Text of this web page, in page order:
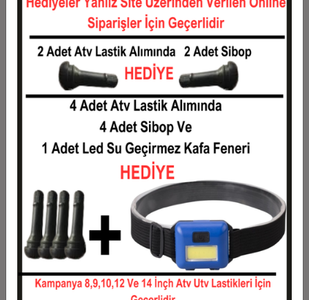
12
5.010,43 TL 60.125,19 TL
Taksit Taksit Tutarı
Toplam Tutar
1
48.488,06 TL
48.488,06 TL
24.244,03 TL
3
17.294,07 TL
51.882,22 TL
13.213,00 TL
5
10.764,35 TL
6
9.131,92 TL
54.791,50 TL
7
7.965,89 TL
55.761,26 TL
8
56.731,02 TL
9
6.411,20 TL
57.700,79 TL